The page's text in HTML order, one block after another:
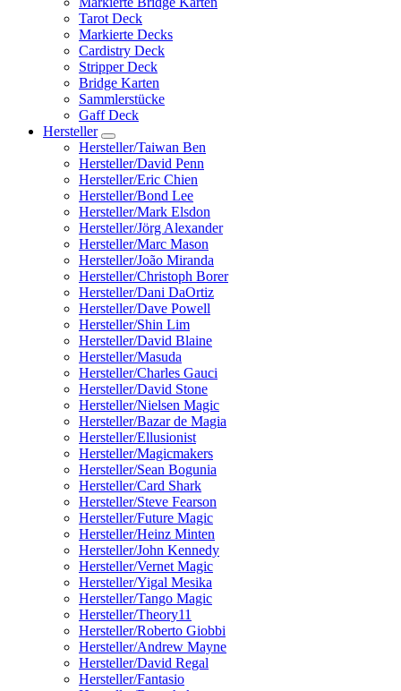
Tarot Deck
Markierte Decks
Cardistry Deck
Stripper Deck
Bridge Karten
Sammlerstücke
Gaff Deck
Hersteller
Hersteller/Taiwan Ben
Hersteller/David Penn
Hersteller/Eric Chien
Hersteller/Bond Lee
Hersteller/Mark Elsdon
Hersteller/Jörg Alexander
Hersteller/Marc Mason
Hersteller/João Miranda
Hersteller/Christoph Borer
Hersteller/Dani DaOrtiz
Hersteller/Dave Powell
Hersteller/Shin Lim
Hersteller/David Blaine
Hersteller/Masuda
Hersteller/Charles Gauci
Hersteller/David Stone
Hersteller/Nielsen Magic
Hersteller/Bazar de Magia
Hersteller/Ellusionist
Hersteller/Magicmakers
Hersteller/Sean Bogunia
Hersteller/Card Shark
Hersteller/Steve Fearson
Hersteller/Future Magic
Hersteller/Heinz Minten
Hersteller/John Kennedy
Hersteller/Vernet Magic
Hersteller/Yigal Mesika
Hersteller/Tango Magic
Hersteller/Theory11
Hersteller/Roberto Giobbi
Hersteller/Andrew Mayne
Hersteller/David Regal
Hersteller/Fantasio